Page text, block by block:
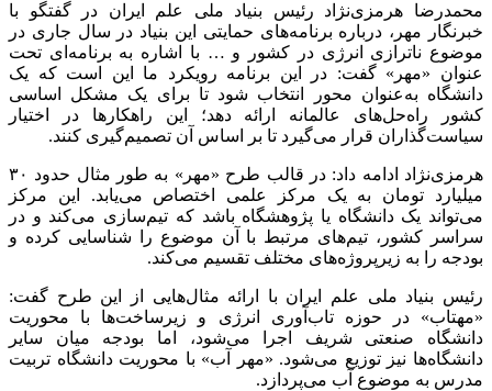
محمدرضا هرمزی‌نژاد رئیس بنیاد ملی علم ایران در گفتگو با
خبرنگار مهر، درباره برنامه‌های حمایتی این بنیاد در سال جاری در
موضوع ناترازی انرژی در کشور و … با اشاره به برنامه‌ای تحت
عنوان «مهر» گفت: در این برنامه رویکرد ما این است که یک
دانشگاه به‌عنوان محور انتخاب شود تا برای یک مشکل اساسی
کشور راه‌حل‌های عالمانه ارائه دهد؛ این راهکارها در اختیار
سیاست‌گذاران قرار می‌گیرد تا بر اساس آن تصمیم‌گیری کنند.
هرمزی‌نژاد ادامه داد: در قالب طرح «مهر» به طور مثال حدود ۳۰
میلیارد تومان به یک مرکز علمی اختصاص می‌یابد. این مرکز
می‌تواند یک دانشگاه یا پژوهشگاه باشد که تیم‌سازی می‌کند و در
سراسر کشور، تیم‌های مرتبط با آن موضوع را شناسایی کرده و
بودجه را به زیرپروژه‌های مختلف تقسیم می‌کند.
رئیس بنیاد ملی علم ایران با ارائه مثال‌هایی از این طرح گفت:
«مهتاب» در حوزه تاب‌آوری انرژی و زیرساخت‌ها با محوریت
دانشگاه صنعتی شریف اجرا می‌شود، اما بودجه میان سایر
دانشگاه‌ها نیز توزیع می‌شود. «مهر آب» با محوریت دانشگاه تربیت
مدرس به موضوع آب می‌پردازد.